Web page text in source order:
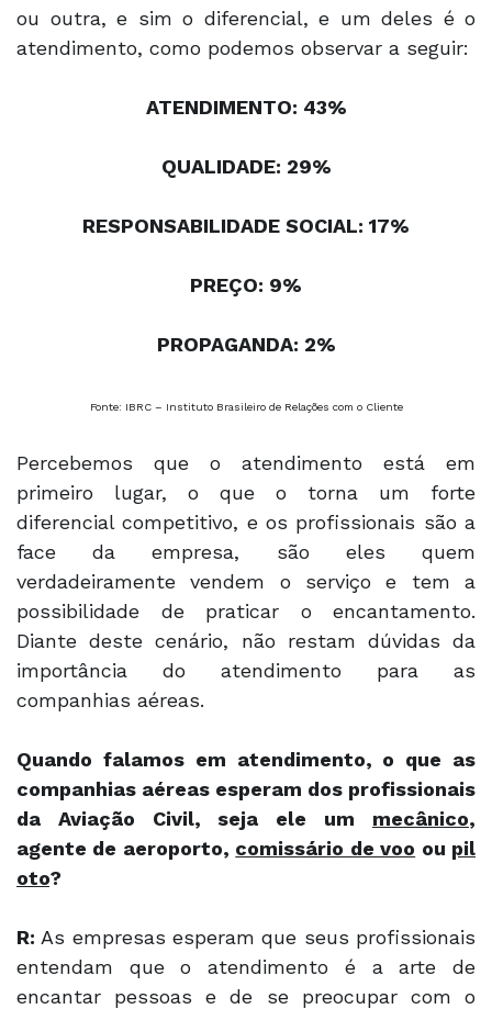
ou outra, e sim o diferencial, e um deles é o
atendimento, como podemos observar a seguir:
ATENDIMENTO: 43%
QUALIDADE: 29%
RESPONSABILIDADE SOCIAL: 17%
PREÇO: 9%
PROPAGANDA: 2%
Fonte: IBRC – Instituto Brasileiro de Relações com o Cliente
Percebemos que o atendimento está em
primeiro lugar, o que o torna um forte
diferencial competitivo, e os profissionais são a
face da empresa, são eles quem
verdadeiramente vendem o serviço e tem a
possibilidade de praticar o encantamento.
Diante deste cenário, não restam dúvidas da
importância do atendimento para as
companhias aéreas.
Quando falamos em atendimento, o que as
companhias aéreas esperam dos profissionais
da Aviação Civil, seja ele um mecânico,
agente de aeroporto, comissário de voo ou pil
oto?
R: As empresas esperam que seus profissionais
entendam que o atendimento é a arte de
encantar pessoas e de se preocupar com o